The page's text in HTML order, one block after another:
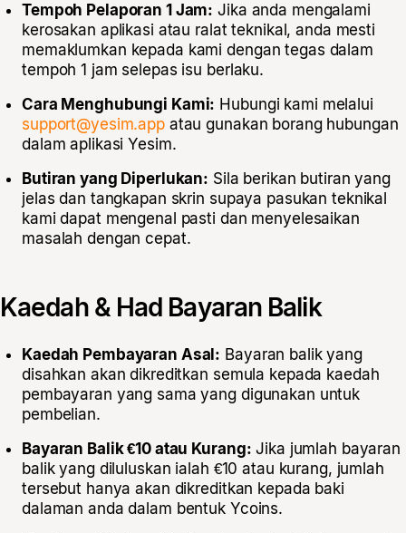
Tempoh Pelaporan 1 Jam: Jika anda mengalami
kerosakan aplikasi atau ralat teknikal, anda mesti
memaklumkan kepada kami dengan tegas dalam
tempoh 1 jam selepas isu berlaku.
Cara Menghubungi Kami: Hubungi kami melalui
support@yesim.appatau gunakan borang hubungan
dalam aplikasi Yesim.
Butiran yang Diperlukan: Sila berikan butiran yang
jelas dan tangkapan skrin supaya pasukan teknikal
kami dapat mengenal pasti dan menyelesaikan
masalah dengan cepat.
Kaedah & Had Bayaran Balik
Kaedah Pembayaran Asal: Bayaran balik yang
disahkan akan dikreditkan semula kepada kaedah
pembayaran yang sama yang digunakan untuk
pembelian.
Bayaran Balik €10 atau Kurang: Jika jumlah bayaran
balik yang diluluskan ialah €10 atau kurang, jumlah
tersebut hanya akan dikreditkan kepada baki
dalaman anda dalam bentuk Ycoins.